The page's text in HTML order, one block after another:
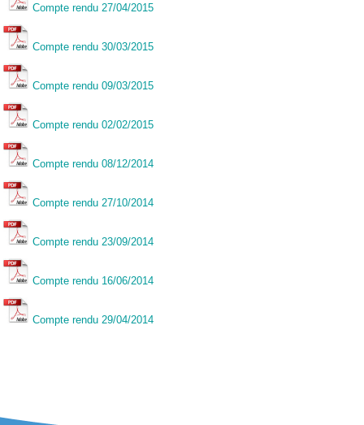
Compte rendu 27/04/2015
Compte rendu 30/03/2015
Compte rendu 09/03/2015
Compte rendu 02/02/2015
Compte rendu 08/12/2014
Compte rendu 27/10/2014
Compte rendu 23/09/2014
Compte rendu 16/06/2014
Compte rendu 29/04/2014